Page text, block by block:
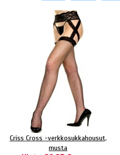
Criss Cross -verkkosukkahousut,
musta